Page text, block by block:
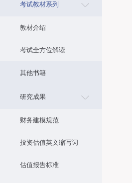
考试教材系列
教材介绍
考试全方位解读
其他书籍
研究成果
财务建模规范
投资估值英文缩写词
估值报告标准